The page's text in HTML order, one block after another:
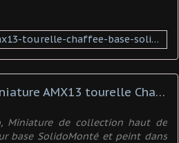
https://www.promodels.eu/kit-conversion-amx13-tourelle-chaffee-base-solido-xml-352_361_383-3710.html
Miniature AMX13 tourelle Chaffee base Solido
Miniature de collection haut de
base SolidoMonté et peint dans